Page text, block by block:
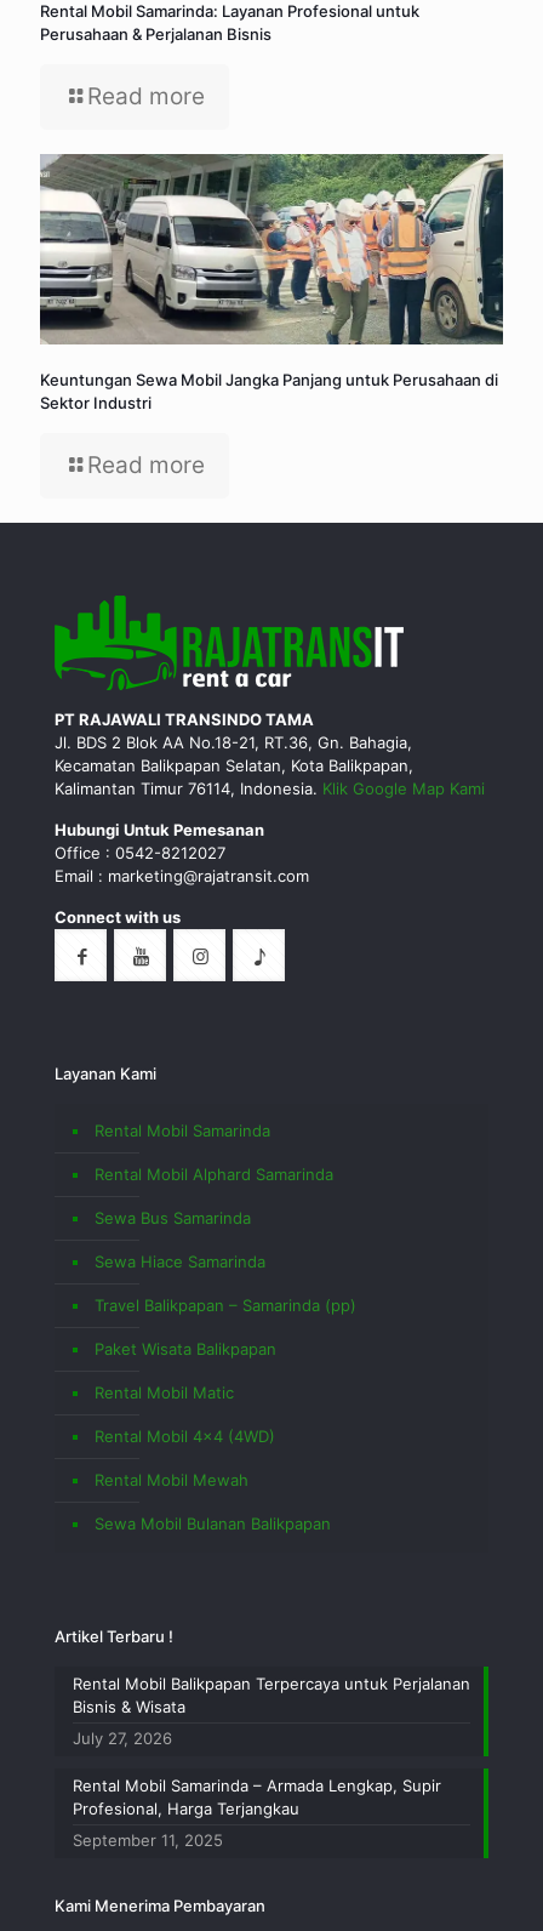
Rental Mobil Samarinda: Layanan Profesional untuk
Perusahaan & Perjalanan Bisnis
Read more
Keuntungan Sewa Mobil Jangka Panjang untuk Perusahaan di
Sektor Industri
Read more
PT RAJAWALI TRANSINDO TAMA
Jl. BDS 2 Blok AA No.18-21, RT.36, Gn. Bahagia,
Kecamatan Balikpapan Selatan, Kota Balikpapan,
Kalimantan Timur 76114, Indonesia. Klik Google Map Kami
Hubungi Untuk Pemesanan
Office : 0542-8212027
Email : marketing@rajatransit.com
Connect with us
Layanan Kami
Rental Mobil Samarinda
Rental Mobil Alphard Samarinda
Sewa Bus Samarinda
Sewa Hiace Samarinda
Travel Balikpapan – Samarinda (pp)
Paket Wisata Balikpapan
Rental Mobil Matic
Rental Mobil 4×4 (4WD)
Rental Mobil Mewah
Sewa Mobil Bulanan Balikpapan
Artikel Terbaru !
Rental Mobil Balikpapan Terpercaya untuk Perjalanan
Bisnis & Wisata
July 27, 2026
Rental Mobil Samarinda – Armada Lengkap, Supir
Profesional, Harga Terjangkau
September 11, 2025
Kami Menerima Pembayaran